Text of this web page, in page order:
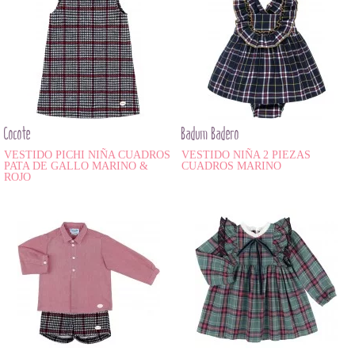
Cocote
VESTIDO PICHI NIÑA CUADROS
PATA DE GALLO MARINO &
ROJO
Badum Badero
VESTIDO NIÑA 2 PIEZAS
CUADROS MARINO